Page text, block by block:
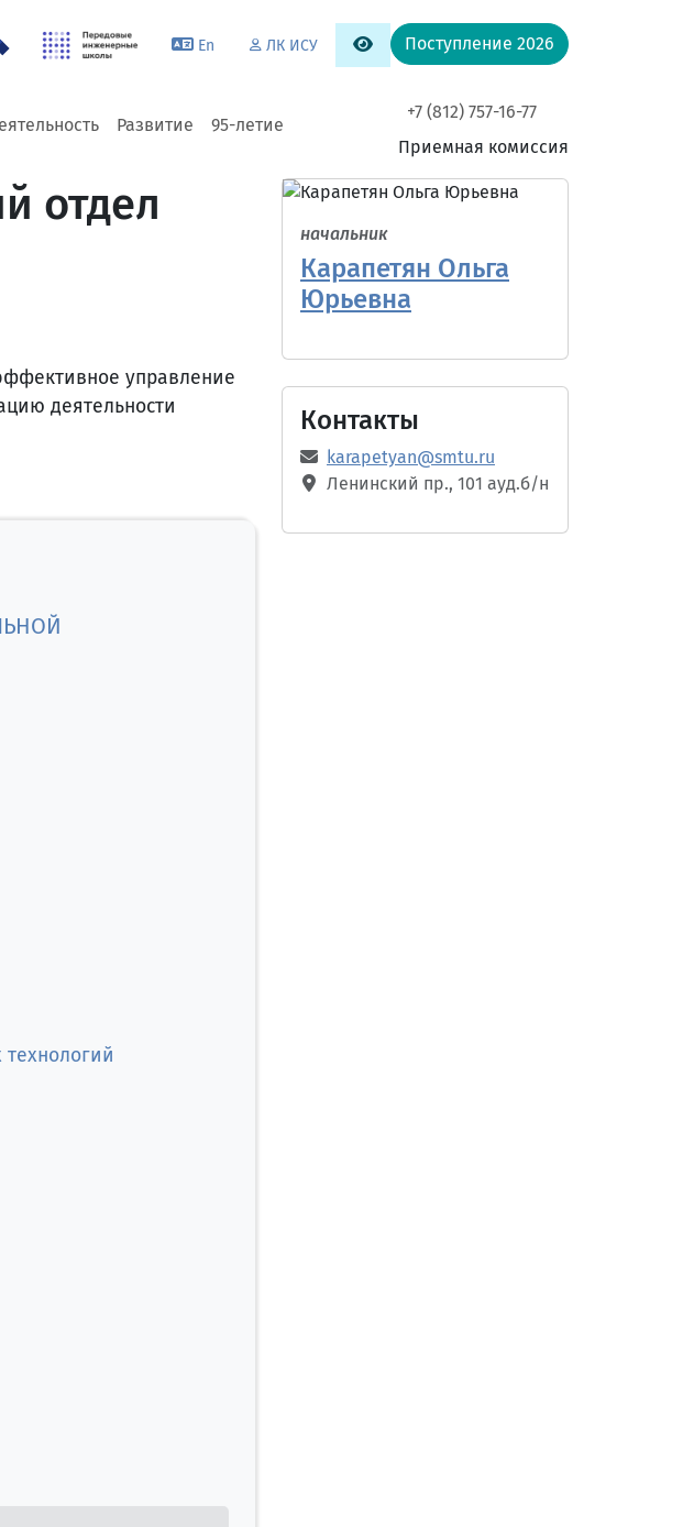
En ЛК ИСУ Поступление 2026
Развитие 95-летие
+7 (812) 757-16-77
Приемная комиссия
отдел
управление
деятельности
начальник
Карапетян Ольга
Юрьевна
Контакты
karapetyan@smtu.ru
Ленинский пр., 101 ауд.б/н